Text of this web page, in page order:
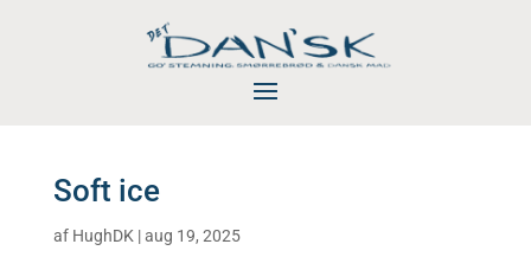
Soft ice
af HughDK|aug 19, 2025